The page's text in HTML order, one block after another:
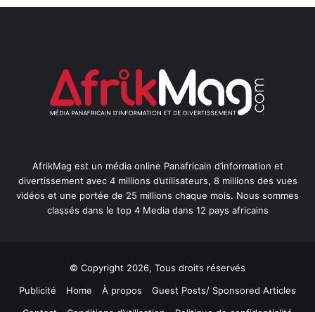
AfrikMag est un média online Panafricain d’information et
divertissement avec 4 millions d’utilisateurs, 8 millions des vues
vidéos et une portée de 25 millions chaque mois. Nous sommes
classés dans le top 4 Media dans 12 pays africains
© Copyright 2026, Tous droits réservés
Publicité
Home À propos
Guest Posts/ Sponsored Articles